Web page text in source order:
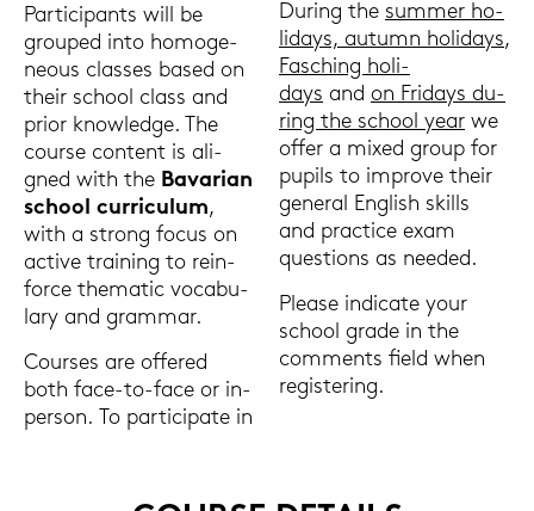
Par­ti­ci­pants will be
grou­ped into ho­mo­ge­
neous clas­ses based on
their school class and
prior know­ledge. The
cour­se con­tent is ali­
gned with the Ba­va­ri­an
school cur­ri­cu­lum,
with a strong focus on
ac­ti­ve trai­ning to rein­
for­ce the­ma­tic vo­ca­bu­
la­ry and gram­mar.
Cour­ses are of­fe­red
both face-​to-face or in-​
person. To par­ti­ci­pa­te in
Du­ring the sum­mer ho­
li­days, au­tumn ho­li­days,
Fa­sching ho­li­
days and on Fri­days du­
ring the school year we
offer a mixed group for
pu­pils to im­pro­ve their
ge­ne­ral Eng­lish skills
and prac­tice exam
ques­ti­ons as nee­ded.
Plea­se in­di­ca­te your
school grade in the
comments field when
re­gis­te­ring.